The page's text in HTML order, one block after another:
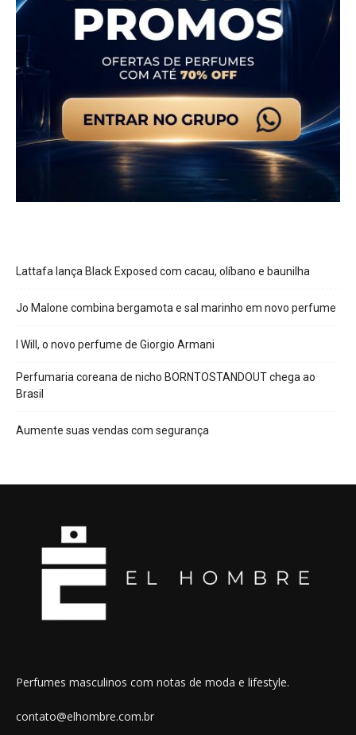
Lattafa lança Black Exposed com cacau, olíbano e baunilha
Jo Malone combina bergamota e sal marinho em novo perfume
I Will, o novo perfume de Giorgio Armani
Perfumaria coreana de nicho BORNTOSTANDOUT chega ao
Brasil
Aumente suas vendas com segurança
Perfumes masculinos com notas de moda e lifestyle.
contato@elhombre.com.br